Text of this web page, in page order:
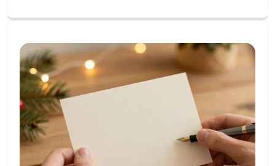
způsobem, který zanechá stopu. Naučíme vás, jak psát dopisy,
různé příležitosti.